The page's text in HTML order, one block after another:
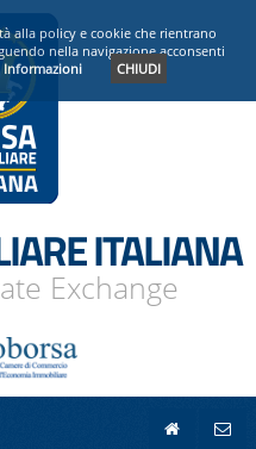
ITALIANA
Exchange
alla policy e cookie che rientrano
nella navigazione acconsenti
Informazioni CHIUDI